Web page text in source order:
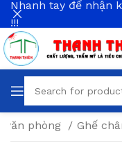
văn phòng Ghế
Nhanh tay để nhận
!!!